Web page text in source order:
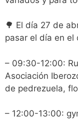
🌳 El día 27 de
pasar el día en el
– 09:30-12:00:
Asociación
de pedrezuela,
– 12:00-13:00: